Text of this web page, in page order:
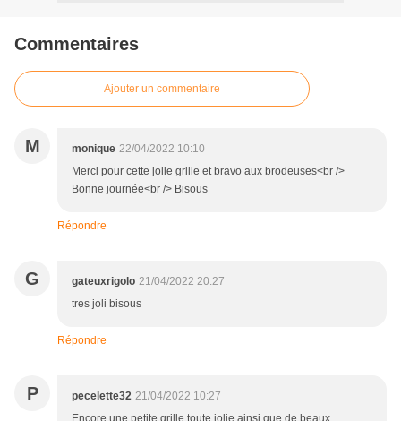
Commentaires
Ajouter un commentaire
M monique 22/04/2022 10:10
Merci pour cette jolie grille et bravo aux brodeuses<br />
Bonne journée<br /> Bisous
Répondre
G gateuxrigolo 21/04/2022 20:27
tres joli bisous
Répondre
P pecelette32 21/04/2022 10:27
Encore une petite grille toute jolie ainsi que de beaux